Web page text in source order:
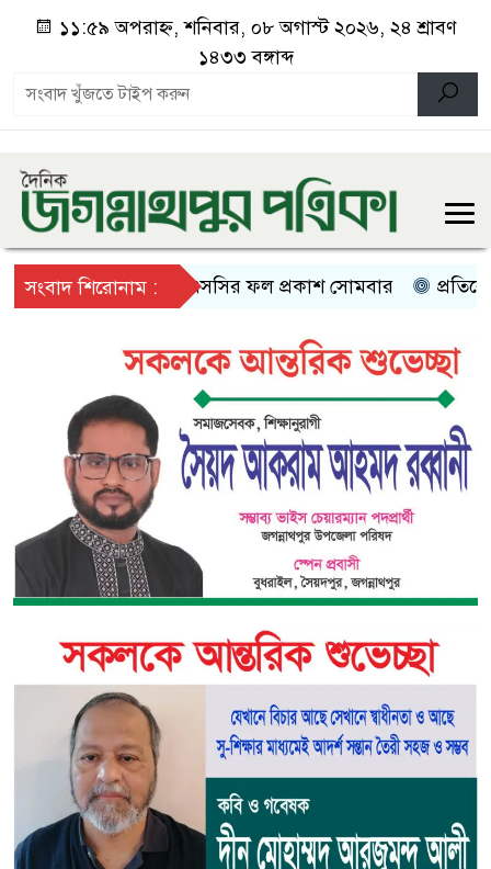
১১:৫৯ অপরাহ্ন, শনিবার, ০৮ অগাস্ট ২০২৬, ২৪ শ্রাবণ
১৪৩৩ বঙ্গাব্দ
সংবাদ শিরোনাম :এসএসসির ফল প্রকাশ সোমবার প্রতিবেশী